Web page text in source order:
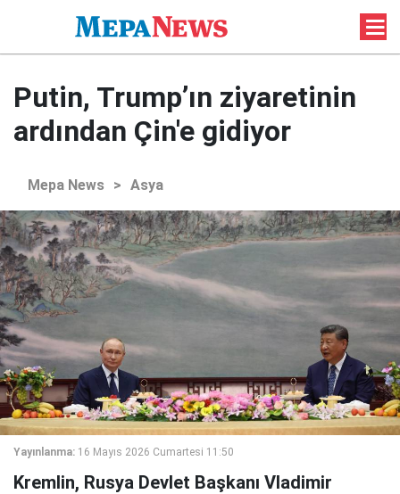
Putin, Trump’ın ziyaretinin
ardından Çin'e gidiyor
Mepa News > Asya
Yayınlanma: 16 Mayıs 2026 Cumartesi 11:50
Kremlin, Rusya Devlet Başkanı Vladimir